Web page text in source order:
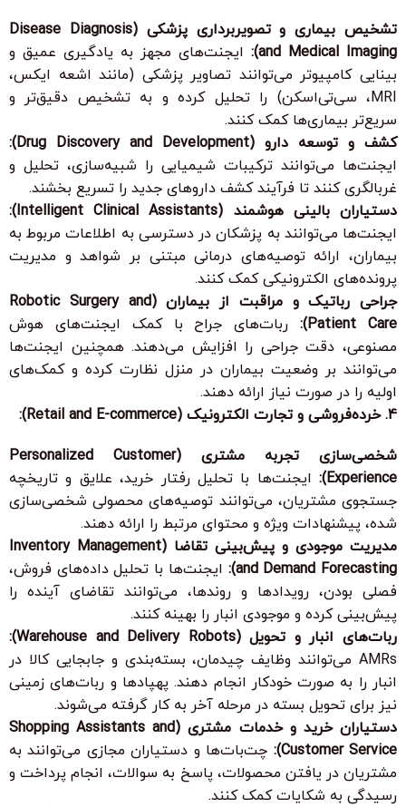
تشخیص بیماری و تصویربرداری پزشکی (Disease Diagnosis
and Medical Imaging):
ایجنت‌های مجهز به یادگیری عمیق و
بینایی کامپیوتر می‌توانند تصاویر پزشکی (مانند اشعه ایکس،
MRI، سی‌تی‌اسکن) را تحلیل کرده و به تشخیص دقیق‌تر و
سریع‌تر بیماری‌ها کمک کنند.
کشف و توسعه دارو (Drug Discovery and Development):
ایجنت‌ها می‌توانند ترکیبات شیمیایی را شبیه‌سازی، تحلیل و
غربالگری کنند تا فرآیند کشف داروهای جدید را تسریع بخشند.
دستیاران بالینی هوشمند (Intelligent Clinical Assistants):
ایجنت‌ها می‌توانند به پزشکان در دسترسی به اطلاعات مربوط به
بیماران، ارائه توصیه‌های درمانی مبتنی بر شواهد و مدیریت
پرونده‌های الکترونیکی کمک کنند.
جراحی رباتیک و مراقبت از بیماران (Robotic Surgery and
Patient Care): ربات‌های جراح با کمک ایجنت‌های هوش
مصنوعی، دقت جراحی را افزایش می‌دهند. همچنین ایجنت‌ها
می‌توانند بر وضعیت بیماران در منزل نظارت کرده و کمک‌های
اولیه را در صورت نیاز ارائه دهند.
4. خرده‌فروشی و تجارت الکترونیک (Retail and E-commerce):
شخصی‌سازی تجربه مشتری (Personalized Customer
Experience):
ایجنت‌ها با تحلیل رفتار خرید، علایق و تاریخچه
جستجوی مشتریان، می‌توانند توصیه‌های محصولی شخصی‌سازی
شده، پیشنهادات ویژه و محتوای مرتبط را ارائه دهند.
مدیریت موجودی و پیش‌بینی تقاضا (Inventory Management
and Demand Forecasting):
ایجنت‌ها با تحلیل داده‌های فروش،
فصلی بودن، رویدادها و روندها، می‌توانند تقاضای آینده را
پیش‌بینی کرده و موجودی انبار را بهینه کنند.
ربات‌های انبار و تحویل (Warehouse and Delivery Robots):
AMRs می‌توانند وظایف چیدمان، بسته‌بندی و جابجایی کالا در
انبار را به صورت خودکار انجام دهند. پهپادها و ربات‌های زمینی
نیز برای تحویل بسته در مرحله آخر به کار گرفته می‌شوند.
دستیاران خرید و خدمات مشتری (Shopping Assistants and
Customer Service):
چت‌بات‌ها و دستیاران مجازی می‌توانند به
مشتریان در یافتن محصولات، پاسخ به سوالات، انجام پرداخت و
رسیدگی به شکایات کمک کنند.